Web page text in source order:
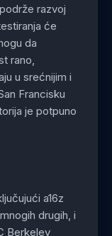
razvoj
će
da
rano,
u srećnijim i
Francisku
je potpuno
a16z
drugih, i
Berkeley